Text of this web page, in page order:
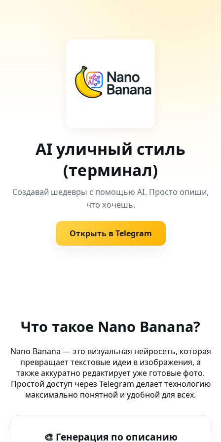
AI уличный стиль
(терминал)
Создавай шедевры с помощью AI. Просто опиши,
что хочешь.
Открыть в Telegram
AI Улучшатель Изображений (бот ВКонтакте) —
AI Генератор Аниме (Windows) — платформа Nano
Генерация изображений (телефон) — визуальный
AI Anime Filter — Nano Banana AI Креатив — нейросеть
Что такое Nano Banana?
Nano Banana — это визуальная нейросеть, которая
превращает текстовые идеи в изображения, а
также аккуратно редактирует уже готовые фото.
Простой доступ через Telegram делает технологию
максимально понятной и удобной для всех.
🎨 Генерация по описанию